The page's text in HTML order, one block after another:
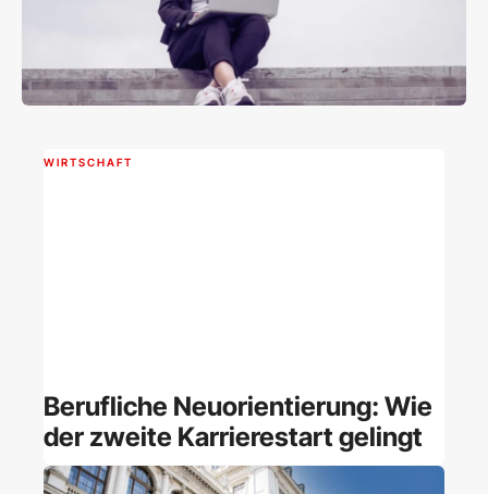
WIRTSCHAFT
Berufliche Neuorientierung: Wie
der zweite Karrierestart gelingt